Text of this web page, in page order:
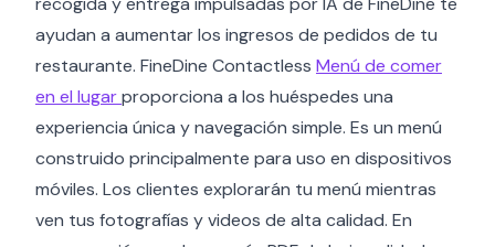
ayudan a aumentar los ingresos de pedidos de tu
restaurante. FineDine Contactless Menú de comer
en el lugarproporciona a los huéspedes una
experiencia única y navegación simple. Es un menú
construido principalmente para uso en dispositivos
móviles. Los clientes explorarán tu menú mientras
ven tus fotografías y videos de alta calidad. En